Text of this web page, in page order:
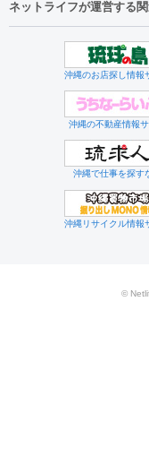
ネットライフが運営する
沖縄のお店探し情報
沖縄の不動産情報
沖縄で仕事を探す
沖縄リサイクル情報
©